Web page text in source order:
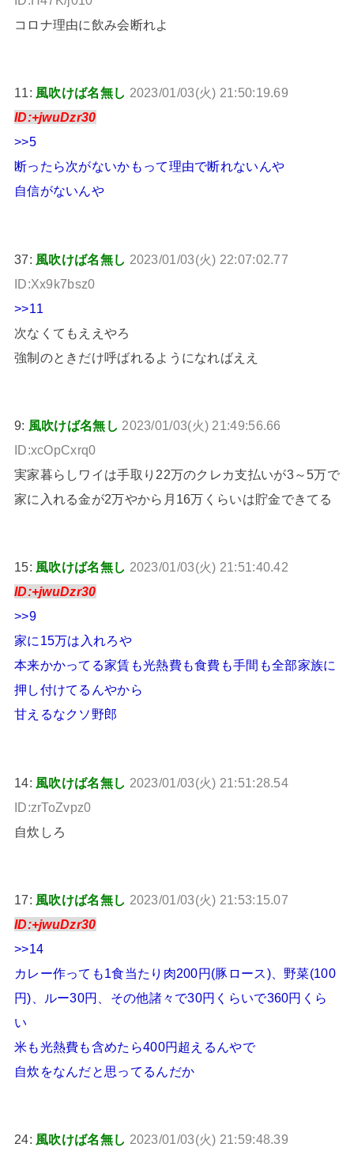
コロナ理由に飲み会断れよ
11: 風吹けば名無し 2023/01/03(火) 21:50:19.69
ID:+jwuDzr30
>>5
断ったら次がないかもって理由で断れないんや
自信がないんや
37: 風吹けば名無し 2023/01/03(火) 22:07:02.77
ID:Xx9k7bsz0
>>11
次なくてもええやろ
強制のときだけ呼ばれるようになればええ
9: 風吹けば名無し 2023/01/03(火) 21:49:56.66
ID:xcOpCxrq0
実家暮らしワイは手取り22万のクレカ支払いが3～5万で
家に入れる金が2万やから月16万くらいは貯金できてる
15: 風吹けば名無し 2023/01/03(火) 21:51:40.42
ID:+jwuDzr30
>>9
家に15万は入れろや
本来かかってる家賃も光熱費も食費も手間も全部家族に
押し付けてるんやから
甘えるなクソ野郎
14: 風吹けば名無し 2023/01/03(火) 21:51:28.54
ID:zrToZvpz0
自炊しろ
17: 風吹けば名無し 2023/01/03(火) 21:53:15.07
ID:+jwuDzr30
>>14
カレー作っても1食当たり肉200円(豚ロース)、野菜(100
円)、ルー30円、その他諸々で30円くらいで360円くら
い
米も光熱費も含めたら400円超えるんやで
自炊をなんだと思ってるんだか
24: 風吹けば名無し 2023/01/03(火) 21:59:48.39